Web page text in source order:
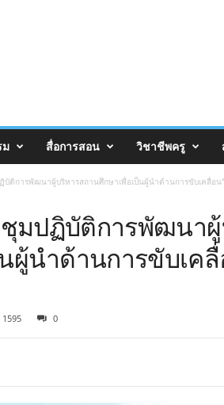
ม สื่อการสอน วิชาชีพครู
บัติการพัฒนาผู้บริหารสถานศึกษาเพื่อเป็นผู้นำด้านการขับเคลื่อ
มปฏิบัติการพัฒนา
ผู้นำด้านการขับเค
1595 0